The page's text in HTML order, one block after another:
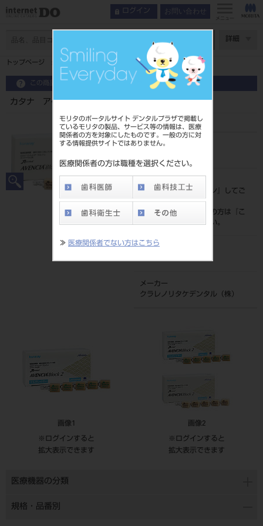
モリタのポータルサイト デンタルプラザで掲載し
ているモリタの製品、サービス等の情報は、医療
関係者の方を対象にしたものです。一般の方に対
する情報提供サイトではありません。
医療関係者の方は職種を選択ください。
≫ 医療関係者でない方はこちら
ログイン お問い合わせ
メニュー
詳細
トップページ カタナ アベンシアブロック2 14L 5入
この商品に関するお問い合わせ
カタナ アベンシアブロック2 14L 5入
品目コード
価格の確認は『ログイン
』してご
覧ください。
ネット会員登録がまだの方は『
こ
ちら』より登録ください。
発売日
2023/11/21
メーカー
クラレノリタケデンタル（株）
画像1
※ログインすると
拡大表示できます
画像2
※ログインすると
拡大表示できます
医療機器の分類
規格・品番別